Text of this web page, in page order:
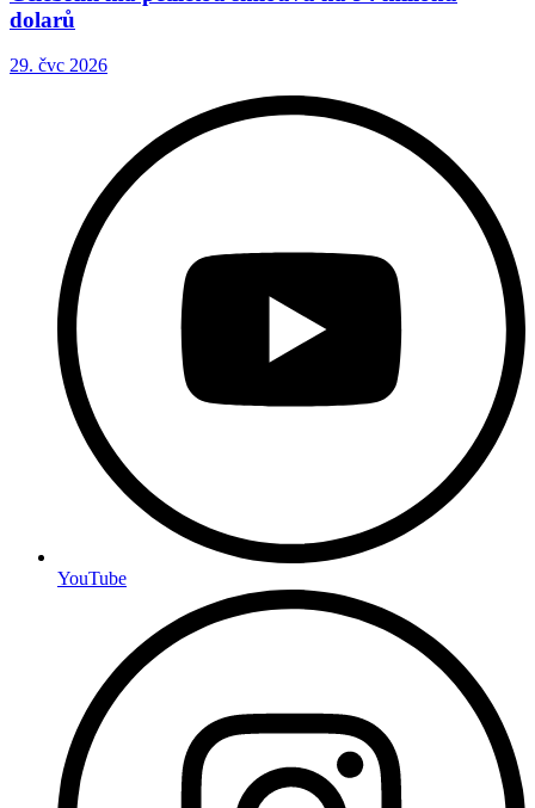
dolarů
29. čvc 2026
YouTube